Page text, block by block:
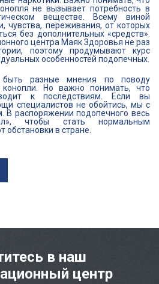
не вызывает потребность в
веществе. Всему виной
чувства, переживания, от которых
без дополнительных «средств».
центра Маяк Здоровья не раз
поэтому продумывают курс
особенностей подопечных.
разные мнения по поводу
конопли. Но важно понимать, что
к последствиям. Если вы
специалистов не обойтись, мы с
В распоряжении подопечного весь
чтобы стать нормальным
обстановки в стране.
в наш
центр